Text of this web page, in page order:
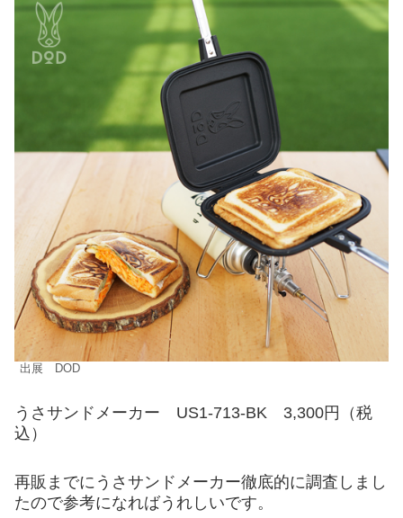
出展 DOD
うさサンドメーカー US1-713-BK 3,300円（税
込）
再販までにうさサンドメーカー徹底的に調査しまし
たので参考になればうれしいです。